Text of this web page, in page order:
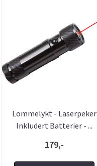
Lommelykt - Laserpeker
Inkludert Batterier - ...
179,-